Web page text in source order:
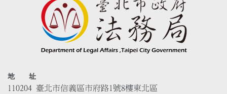
地 址
110204 臺北市信義區市府路1號8樓東北區